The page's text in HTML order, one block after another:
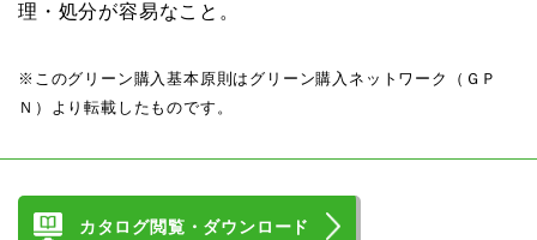
理・処分が容易なこと。
※このグリーン購入基本原則はグリーン購入ネットワーク（ＧＰ
Ｎ）より転載したものです。
カタログ閲覧・ダウンロード